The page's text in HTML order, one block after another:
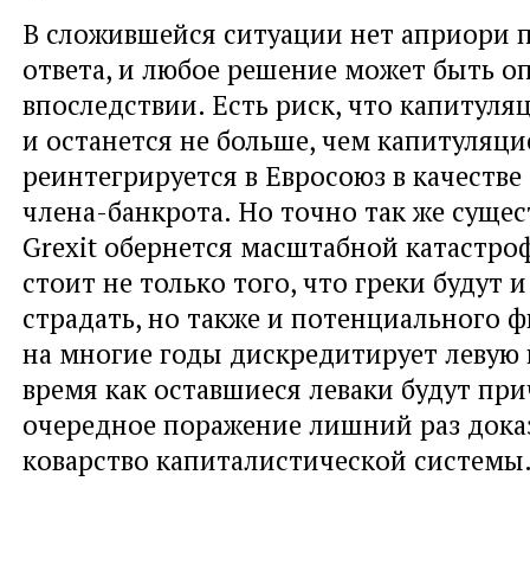
В сложившейся ситуации нет априори
ответа, и любое решение может быть
впоследствии. Есть риск, что
и останется не больше, чем
реинтегрируется в Евросоюз в
члена-банкрота. Но точно так же
Grexit обернется масштабной
стоит не только того, что греки будут
страдать, но также и потенциального
на многие годы дискредитирует левую
время как оставшиеся леваки будут
очередное поражение лишний раз
коварство капиталистической